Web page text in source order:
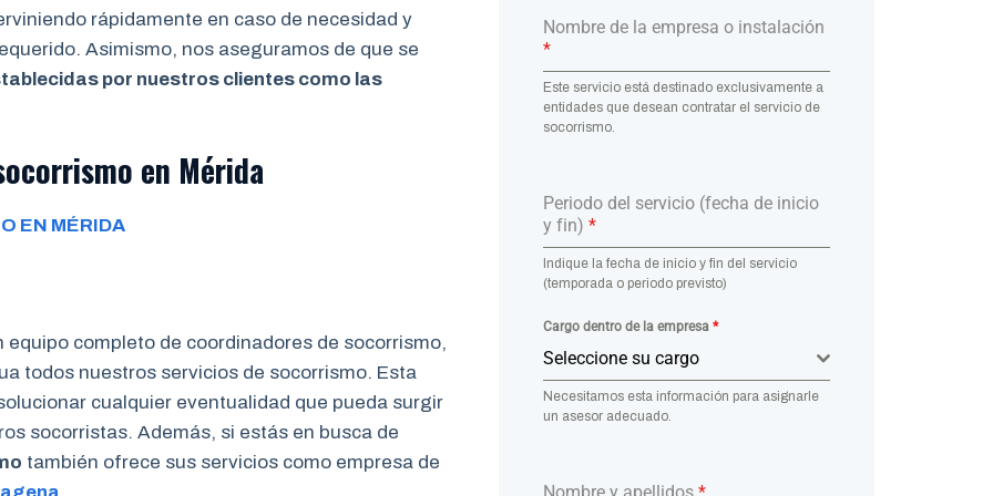
rápidamente en caso de necesidad y
Asimismo, nos aseguramos de que se
por nuestros clientes como las
en Mérida
EN MÉRIDA
equipo completo de coordinadores de socorrismo,
todos nuestros servicios de socorrismo. Esta
cualquier eventualidad que pueda surgir
socorristas. Además, si estás en busca de
también ofrece sus servicios como empresa de
Nombre de la empresa o instalación
*
Este servicio está destinado exclusivamente a
entidades que desean contratar el servicio de
socorrismo.
Periodo del servicio (fecha de inicio
y fin) *
Indique la fecha de inicio y fin del servicio
(temporada o periodo previsto)
Cargo dentro de la empresa *
Seleccione su cargo
Necesitamos esta información para asignarle
un asesor adecuado.